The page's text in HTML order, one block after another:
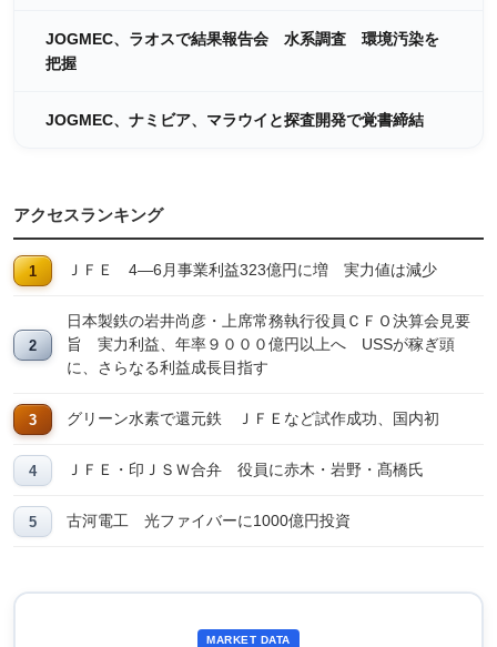
JOGMEC、ラオスで結果報告会 水系調査 環境汚染を
把握
JOGMEC、ナミビア、マラウイと探査開発で覚書締結
アクセスランキング
ＪＦＥ 4―6月事業利益323億円に増 実力値は減少
日本製鉄の岩井尚彦・上席常務執行役員ＣＦＯ決算会見要
旨 実力利益、年率９０００億円以上へ USSが稼ぎ頭
に、さらなる利益成長目指す
グリーン水素で還元鉄 ＪＦＥなど試作成功、国内初
ＪＦＥ・印ＪＳＷ合弁 役員に赤木・岩野・髙橋氏
古河電工 光ファイバーに1000億円投資
MARKET DATA